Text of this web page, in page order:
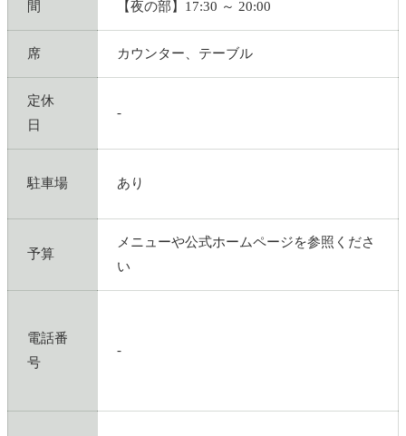
間 【夜の部】17:30 ～ 20:00
席 カウンター、テーブル
定休
日
-
駐車場 あり
予算
メニューや公式ホームページを参照くださ
い
電話番
号
-